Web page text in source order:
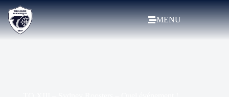
MENU